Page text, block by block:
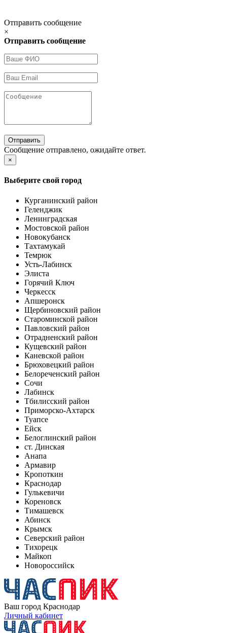
Отправить сообщение
×
Отправить сообщение
Отправить
Сообщение отправлено, ожидайте ответ.
×
Выберите свой город
Курганинский район
Геленджик
Ленинградская
Мостовской район
Новокубанск
Тахтамукай
Темрюк
Усть-Лабинск
Элиста
Горячий Ключ
Черкесск
Апшеронск
Щербиновский район
Староминской район
Павловский район
Отрадненский район
Кущевский район
Каневской район
Брюховецкий район
Белореченский район
Сочи
Лабинск
Тбилисский район
Приморско-Ахтарск
Туапсе
Ейск
Белоглинский район
ст. Динская
Анапа
Армавир
Кропоткин
Краснодар
Гулькевичи
Кореновск
Тимашевск
Абинск
Крымск
Северский район
Тихорецк
Майкоп
Новороссийск
Ваш город Краснодар
Личный кабинет